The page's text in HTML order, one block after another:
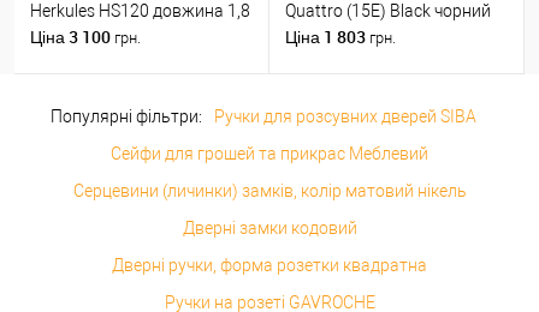
Herkules HS120 довжина 1,8
м на 1 полотно вагою до
Ціна 3 100 грн.
Quattro (15E) Black чорний
матовий
Ціна 1 803 грн.
Популярні фільтри:
Ручки для розсувних дверей SIBA
Сейфи для грошей та прикрас Меблевий
Серцевини (личинки) замків, колір матовий нікель
Дверні замки кодовий
Дверні ручки, форма розетки квадратна
Ручки на розеті GAVROCHE